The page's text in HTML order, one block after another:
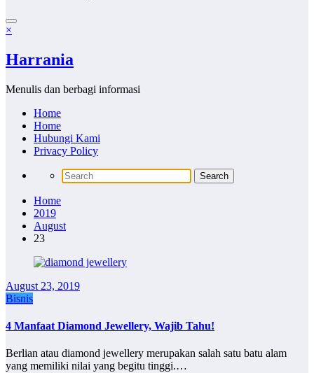
×
Harrania
Menulis dan berbagi informasi
Home
Home
Hubungi Kami
Privacy Policy
Home
2019
August
23
August 23, 2019
Bisnis
4 Manfaat Diamond Jewellery, Wajib Tahu!
Berlian atau diamond jewellery merupakan salah satu batu alam
yang memiliki nilai yang begitu tinggi.…